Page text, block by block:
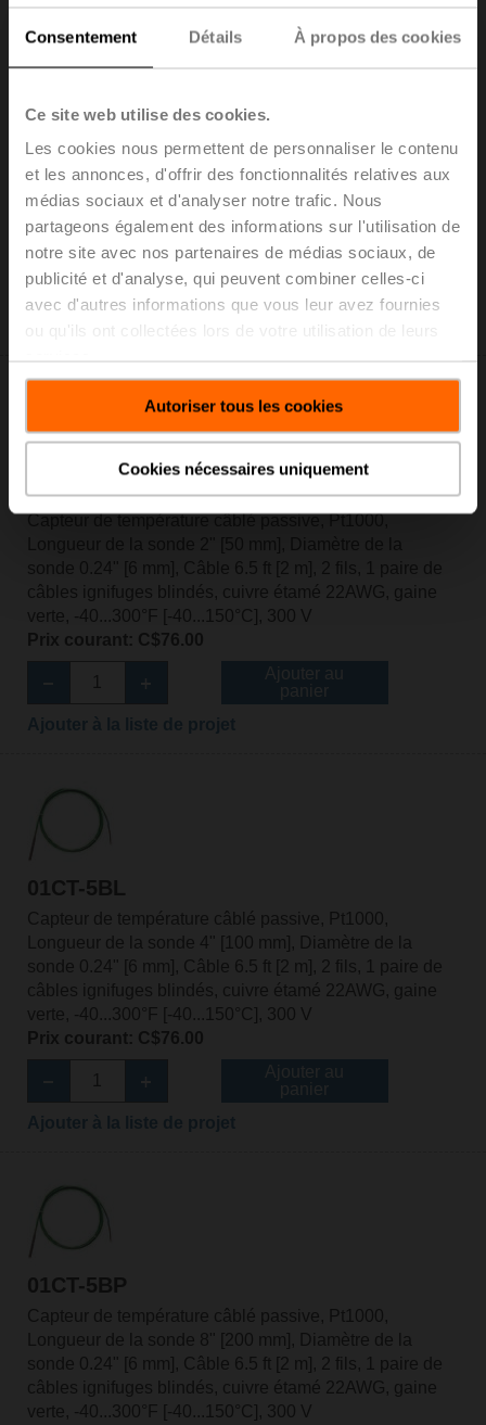
Consentement Détails À propos des cookies
Ce site web utilise des cookies.
Les cookies nous permettent de personnaliser le contenu
et les annonces, d'offrir des fonctionnalités relatives aux
médias sociaux et d'analyser notre trafic. Nous
partageons également des informations sur l'utilisation de
notre site avec nos partenaires de médias sociaux, de
publicité et d'analyse, qui peuvent combiner celles-ci
avec d'autres informations que vous leur avez fournies
ou qu'ils ont collectées lors de votre utilisation de leurs
Autoriser tous les cookies
Cookies nécessaires uniquement
Capteur de température câblé passive, Pt100, Longueur
de la sonde 2" [50 mm], Diamètre de la sonde 0.24" [6
mm], Câble 6.5 ft [2 m], 2 fils, 1 paire de câbles ignifuges
blindés, cuivre étamé 22AWG, gaine verte, -40...300°F
[-40...150°C], 300 V
Prix courant: C$76.00
Ajouter au
Ajouter à la liste de projet
01CT-5BH
Capteur de température câblé passive, Pt1000,
câbles ignifuges blindés, cuivre étamé 22AWG, gaine
verte, -40...300°F [-40...150°C], 300 V
Prix courant: C$76.00
01CT-5BL
Capteur de température câblé passive, Pt1000,
Longueur de la sonde 4" [100 mm], Diamètre de la
sonde 0.24" [6 mm], Câble 6.5 ft [2 m], 2 fils, 1 paire de
câbles ignifuges blindés, cuivre étamé 22AWG, gaine
verte, -40...300°F [-40...150°C], 300 V
Prix courant: C$76.00
01CT-5BP
Capteur de température câblé passive, Pt1000,
Longueur de la sonde 8" [200 mm], Diamètre de la
sonde 0.24" [6 mm], Câble 6.5 ft [2 m], 2 fils, 1 paire de
câbles ignifuges blindés, cuivre étamé 22AWG, gaine
verte, -40...300°F [-40...150°C], 300 V